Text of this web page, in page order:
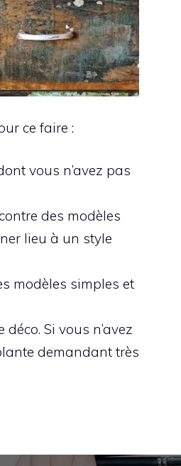
ce faire :
vous n’avez pas
des modèles
lieu à un style
modèles simples et
Si vous n’avez
demandant très